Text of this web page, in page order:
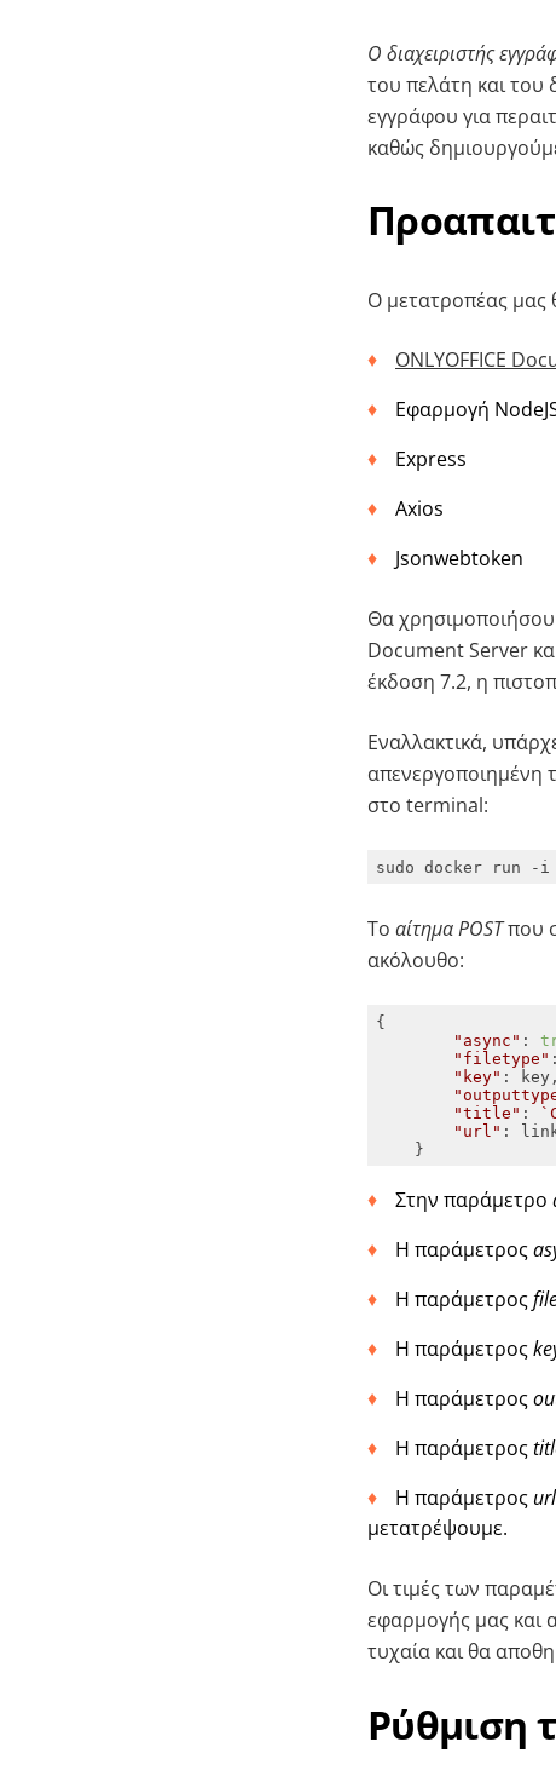
Ο διαχειριστής
του πελάτη και του
εγγράφου για
καθώς
Ο μετατροπέας μας
ONLYOFFICE
Εφαρμογή
Express
Axios
Jsonwebtoken
Θα
Document Server
έκδοση 7.2, η
Εναλλακτικά,
απενεργοποιημένη
στο terminal:
sudo docker run
Το αίτημα POSTπου
ακόλουθο:
"async" :
"filetype"
"key"
"title" :
"url"
    }
Στην παράμετρο
Η παράμετρος
Η παράμετρος
Η παράμετρος
Η παράμετρος
Η παράμετρος
Η παράμετρος url
μετατρέψουμε.
Οι τιμές των
εφαρμογής μας και
τυχαία και θα
Ρύθμιση